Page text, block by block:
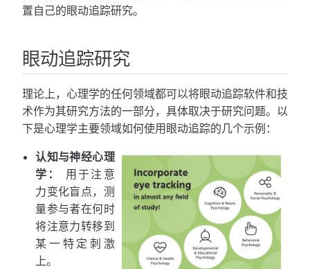
置自己的眼动追踪研究。
眼动追踪研究
理论上，心理学的任何领域都可以将眼动追踪软件和技
术作为其研究方法的一部分，具体取决于研究问题。以
下是心理学主要领域如何使用眼动追踪的几个示例：
认知与神经心理
学：
用于注意
力变化盲点，测
量参与者在何时
将注意力转移到
某一特定刺激
上。